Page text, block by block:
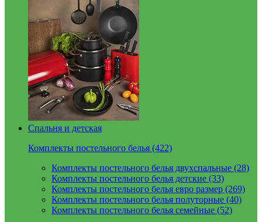
Спальня и детская
Комплекты постельного белья (422)
Комплекты постельного белья двухспальные (28)
Комплекты постельного белья детские (33)
Комплекты постельного белья евро размер (269)
Комплекты постельного белья полуторные (40)
Комплекты постельного белья семейные (52)